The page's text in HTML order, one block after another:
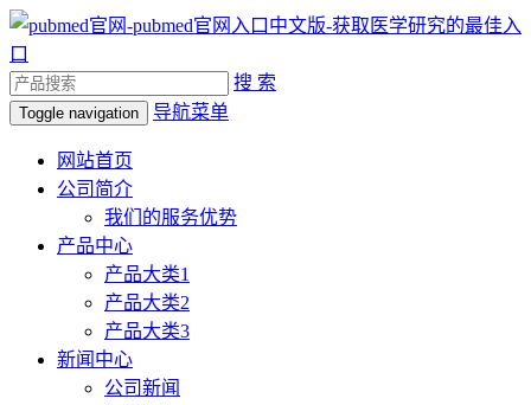
搜 索
Toggle navigation 导航菜单
网站首页
公司简介
我们的服务优势
产品中心
产品大类1
产品大类2
产品大类3
新闻中心
公司新闻